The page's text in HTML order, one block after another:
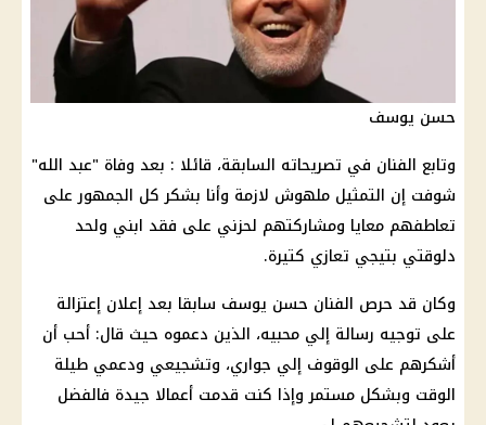
حسن يوسف
وتابع الفنان في تصريحاته السابقة، قائلا : بعد وفاة "عبد الله"
شوفت إن التمثيل ملهوش لازمة وأنا بشكر كل الجمهور على
تعاطفهم معايا ومشاركتهم لحزني على فقد ابني ولحد
دلوقتي بتيجي تعازي كتيرة.
وكان قد حرص الفنان حسن يوسف سابقا بعد إعلان إعتزالة
على توجيه رسالة إلي محبيه، الذين دعموه حيث قال: أحب أن
أشكرهم على الوقوف إلي جواري، وتشجيعي ودعمي طيلة
الوقت وبشكل مستمر وإذا كنت قدمت أعمالا جيدة فالفضل